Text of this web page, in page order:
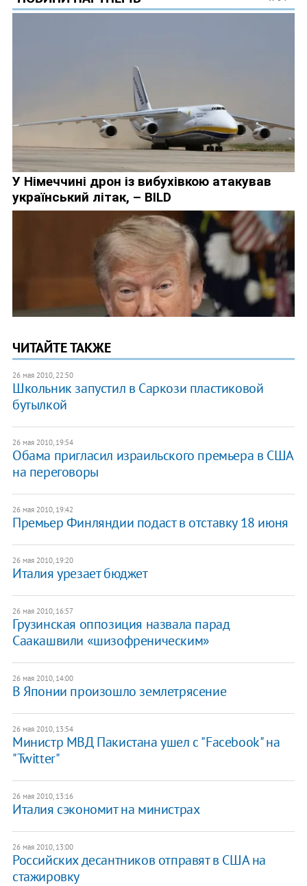
ЧИТАЙТЕ ТАКЖЕ
26 мая 2010, 22:50
Школьник запустил в Саркози пластиковой
бутылкой
26 мая 2010, 19:54
Обама пригласил израильского премьера в США
на переговоры
26 мая 2010, 19:42
Премьер Финляндии подаст в отставку 18 июня
26 мая 2010, 19:20
Италия урезает бюджет
26 мая 2010, 16:57
Грузинская оппозиция назвала парад
Саакашвили «шизофреническим»
26 мая 2010, 14:00
В Японии произошло землетрясение
26 мая 2010, 13:54
Министр МВД Пакистана ушел с "Facebook" на
"Twitter"
26 мая 2010, 13:16
Италия сэкономит на министрах
26 мая 2010, 13:00
Российских десантников отправят в США на
стажировку